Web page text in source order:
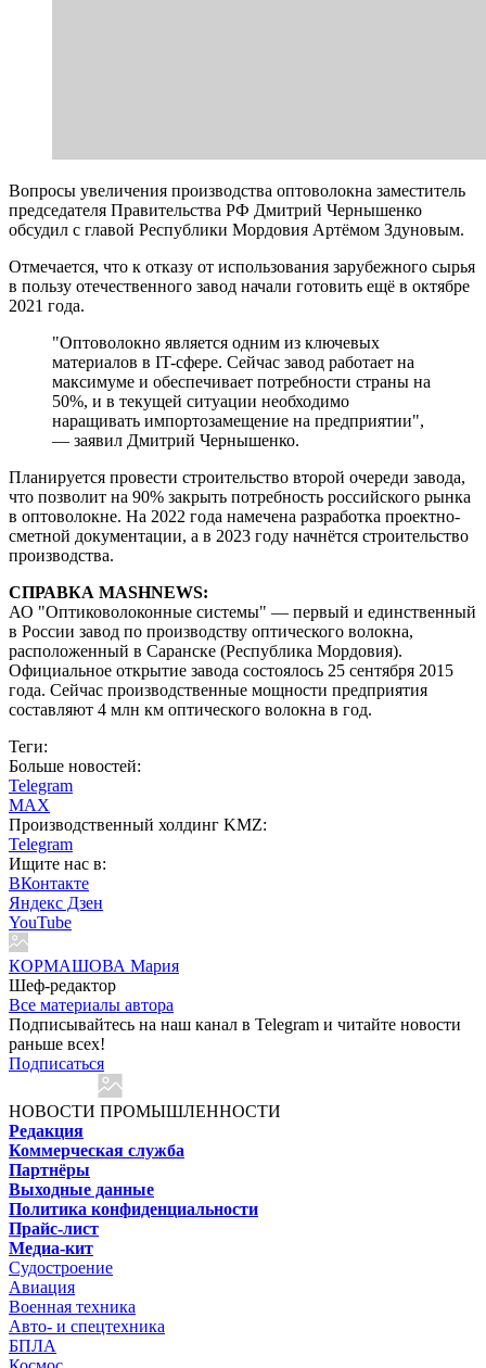
Вопросы увеличения производства оптоволокна заместитель
председателя Правительства РФ Дмитрий Чернышенко
обсудил с главой Республики Мордовия Артёмом Здуновым.
Отмечается, что к отказу от использования зарубежного сырья
в пользу отечественного завод начали готовить ещё в октябре
2021 года.
"Оптоволокно является одним из ключевых
материалов в IT-сфере. Сейчас завод работает на
максимуме и обеспечивает потребности страны на
50%, и в текущей ситуации необходимо
наращивать импортозамещение на предприятии",
— заявил Дмитрий Чернышенко.
Планируется провести строительство второй очереди завода,
что позволит на 90% закрыть потребность российского рынка
в оптоволокне. На 2022 года намечена разработка проектно-
сметной документации, а в 2023 году начнётся строительство
производства.
СПРАВКА MASHNEWS:
АО "Оптиковолоконные системы" — первый и единственный
в России завод по производству оптического волокна,
расположенный в Саранске (Республика Мордовия).
Официальное открытие завода состоялось 25 сентября 2015
года. Сейчас производственные мощности предприятия
составляют 4 млн км оптического волокна в год.
Теги:
Больше новостей:
Telegram
MAX
Производственный холдинг KMZ:
Telegram
Ищите нас в:
ВКонтакте
Яндекс Дзен
YouTube
КОРМАШОВА Мария
Шеф-редактор
Все материалы автора
Подписывайтесь на наш канал в Telegram и читайте новости
раньше всех!
Подписаться
НОВОСТИ ПРОМЫШЛЕННОСТИ
Редакция
Коммерческая служба
Партнёры
Выходные данные
Политика конфиденциальности
Прайс-лист
Медиа-кит
Судостроение
Авиация
Военная техника
Авто- и спецтехника
БПЛА